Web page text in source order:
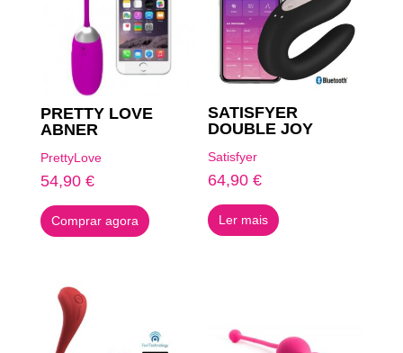
PRETTY LOVE
ABNER
PrettyLove
54,90 €
Comprar agora
SATISFYER
DOUBLE JOY
Satisfyer
64,90€
Ler mais